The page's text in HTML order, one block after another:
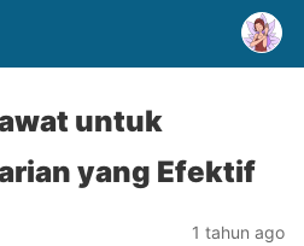
untuk
yang Efektif
1 tahun ago